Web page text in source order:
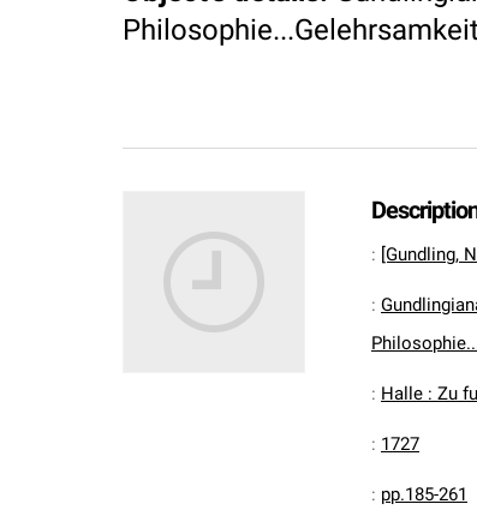
: [Gundling,
:
: Halle : Zu
: 1727
: pp.185-261